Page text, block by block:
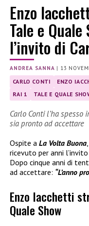
Enzo
Tale e
l’invito di
ANDREA SANNA | 13
CARLO CONTI ENZO
RAI 1
TALE E QUALE
Carlo Conti l’ha
sia pronto ad accettare
Ospite a La Volta Buona
ricevuto per anni l’invito
Dopo cinque anni di
ad accettare: “L’anno
Enzo Iacchetti
Quale Show